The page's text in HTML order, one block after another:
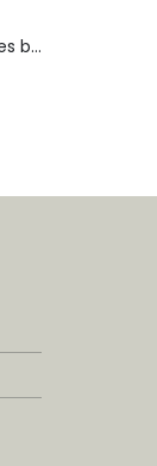
Bibliothèque 7 cases bicolore